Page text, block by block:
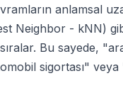
anlamsal
Neighbor - kNN)
Bu sayede,
sigortası"